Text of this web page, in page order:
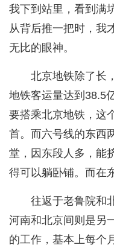
我下到站里，看到满
从背后推一把时，我
无比的眼神。
北京地铁除了长
地铁客运量达到38.5
要搭乘北京地铁，这
首。而六号线的东西
堂，因东段人多，能
得可以躺卧铺。而在
往返于老鲁院和
河南和北京间则是另
的工作，基本上每个